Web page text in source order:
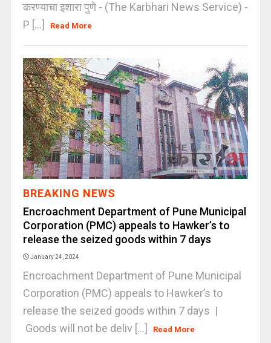
करण्याचा इशारा पुणे - (The Karbhari News Service) -
P [...]
Read More
BREAKING NEWS
Encroachment Department of Pune Municipal
Corporation (PMC) appeals to Hawker’s to
release the seized goods within 7 days
January 24, 2024
Encroachment Department of Pune Municipal
Corporation (PMC) appeals to Hawker’s to
release the seized goods within 7 days |
Goods will not be deliv [...]
Read More